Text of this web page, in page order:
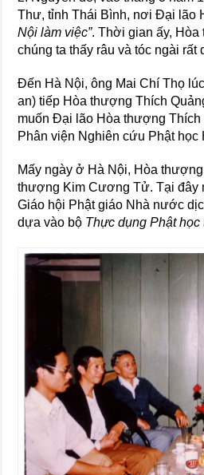
Thư, tỉnh Thái Bình, nơi Đại lão
Nội làm việc”. Thời gian ấy, Hòa
chúng ta thấy râu và tóc ngài rất
Đến Hà Nội, ông Mai Chí Thọ
an) tiếp Hòa thượng Thích
muốn Đại lão Hòa thượng
Phân viện Nghiên cứu Phật học
Mấy ngày ở Hà Nội, Hòa
thượng Kim Cương Tử. Tại đây
Giáo hội Phật giáo Nhà nước
dựa vào bộ Thực dụng Phật học